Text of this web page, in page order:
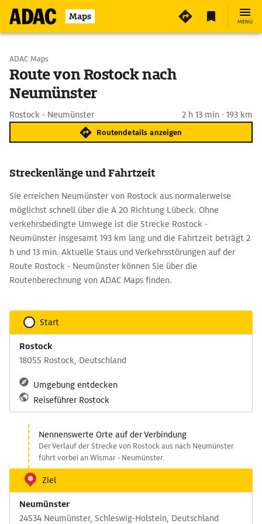
Maps MENÜ
Start wählen
Ziel eingeben
ADAC Maps
Route von Rostock nach
Neumünster
Rostock - Neumünster 2 h 13 min · 193 km
Routendetails anzeigen
Streckenlänge und Fahrtzeit
Sie erreichen Neumünster von Rostock aus normalerweise
möglichst schnell über die A 20 Richtung Lübeck. Ohne
verkehrsbedingte Umwege ist die Strecke Rostock -
Neumünster insgesamt 193 km lang und die Fahrtzeit beträgt 2
h und 13 min. Aktuelle Staus und Verkehrsstörungen auf der
Route Rostock - Neumünster können Sie über die
Routenberechnung von ADAC Maps finden.
Start
Rostock
18055 Rostock, Deutschland
Umgebung entdecken
Reiseführer Rostock
Nennenswerte Orte auf der Verbindung
Der Verlauf der Strecke von Rostock aus nach Neumünster
führt vorbei an Wismar - Neumünster.
Ziel
Neumünster
24534 Neumünster, Schleswig-Holstein, Deutschland